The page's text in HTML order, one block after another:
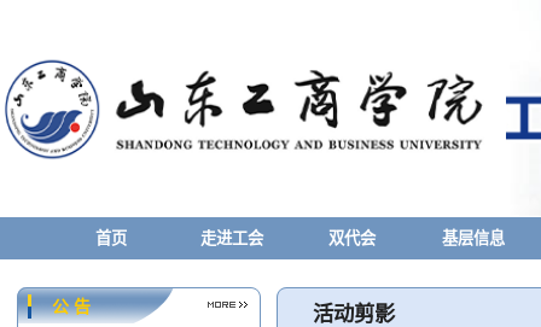
首页 走进工会 双代会 基层信息
公 告 活动剪影